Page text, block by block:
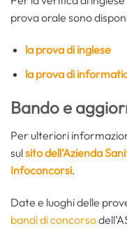
prova orale sono
la prova di inglese
la prova di
Bando e
Per ulteriori
sulsito dell’Azienda
Infoconcorsi.
Date e luoghi delle
bandi di concorso